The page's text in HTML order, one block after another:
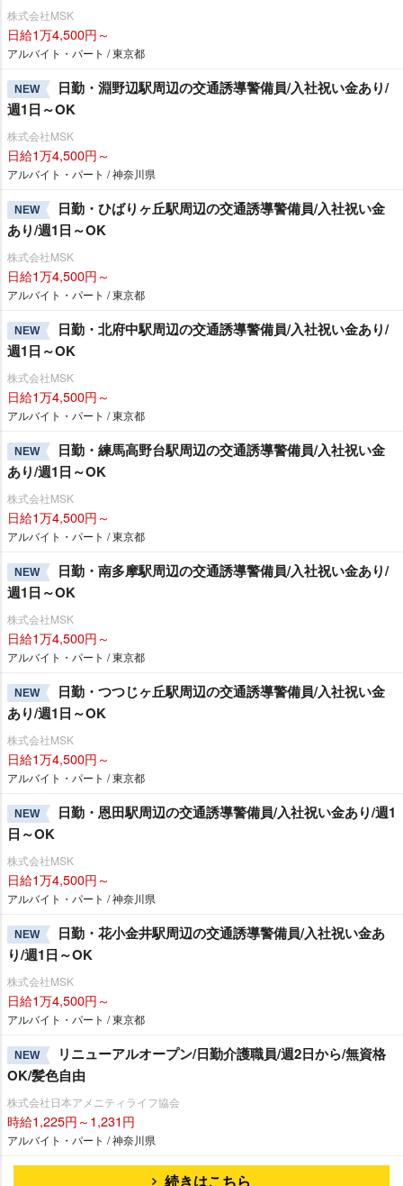
株式会社MSK
日給1万4,500円～
アルバイト・パート / 東京都
NEW
日勤・淵野辺駅周辺の交通誘導警備員/入社祝い金あり/
週1日～OK
株式会社MSK
日給1万4,500円～
アルバイト・パート / 神奈川県
NEW
日勤・ひばりヶ丘駅周辺の交通誘導警備員/入社祝い金
あり/週1日～OK
株式会社MSK
日給1万4,500円～
アルバイト・パート / 東京都
NEW
日勤・北府中駅周辺の交通誘導警備員/入社祝い金あり/
週1日～OK
株式会社MSK
日給1万4,500円～
アルバイト・パート / 東京都
NEW
日勤・練馬高野台駅周辺の交通誘導警備員/入社祝い金
あり/週1日～OK
株式会社MSK
日給1万4,500円～
アルバイト・パート / 東京都
NEW
日勤・南多摩駅周辺の交通誘導警備員/入社祝い金あり/
週1日～OK
株式会社MSK
日給1万4,500円～
アルバイト・パート / 東京都
NEW
日勤・つつじヶ丘駅周辺の交通誘導警備員/入社祝い金
あり/週1日～OK
株式会社MSK
日給1万4,500円～
アルバイト・パート / 東京都
NEW
日勤・恩田駅周辺の交通誘導警備員/入社祝い金あり/週1
日～OK
株式会社MSK
日給1万4,500円～
アルバイト・パート / 神奈川県
NEW
日勤・花小金井駅周辺の交通誘導警備員/入社祝い金あ
り/週1日～OK
株式会社MSK
日給1万4,500円～
アルバイト・パート / 東京都
NEW
リニューアルオープン/日勤介護職員/週2日から/無資格
OK/髪色自由
株式会社日本アメニティライフ協会
時給1,225円～1,231円
アルバイト・パート / 神奈川県
続きはこちら